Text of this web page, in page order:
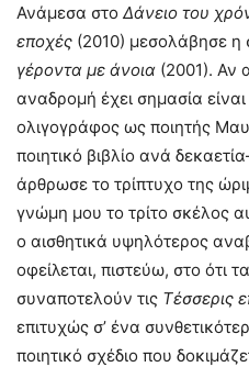
Ανάμεσα στο Δάνειο του
εποχές (2010) μεσολάβησε η
γέροντα με άνοια (2001). Αν
αναδρομή έχει σημασία είναι
ολιγογράφος ως ποιητής
ποιητικό βιβλίο ανά
άρθρωσε το τρίπτυχο της
γνώμη μου το τρίτο σκέλος
ο αισθητικά υψηλότερος
οφείλεται, πιστεύω, στο ότι
συναποτελούν τις Τέσσερις
επιτυχώς σ’ ένα
ποιητικό σχέδιο που